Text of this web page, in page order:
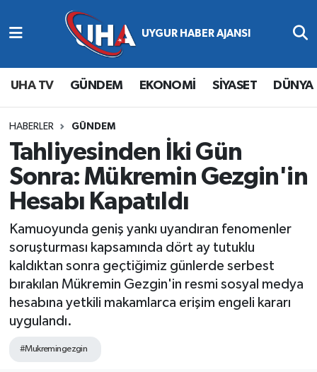
UHA TV GÜNDEM EKONOMİ SİYASET DÜNYA
HABERLER GÜNDEM
Tahliyesinden İki Gün
Sonra: Mükremin Gezgin'in
Hesabı Kapatıldı
Kamuoyunda geniş yankı uyandıran fenomenler
soruşturması kapsamında dört ay tutuklu
kaldıktan sonra geçtiğimiz günlerde serbest
bırakılan Mükremin Gezgin'in resmi sosyal medya
hesabına yetkili makamlarca erişim engeli kararı
uygulandı.
#Mukremingezgin
Abone Ol
Gündem
Ekonomi
Magazin
Siyaset
Spor
Yaşam
Nöbetçi Eczaneler
Hava Durumu
Namaz Vakitleri
Trafik Durumu
Süper Lig Puan Durumu ve Fikstür
Tüm Manşetler
Son Dakika Haberleri
Haber Arşivi